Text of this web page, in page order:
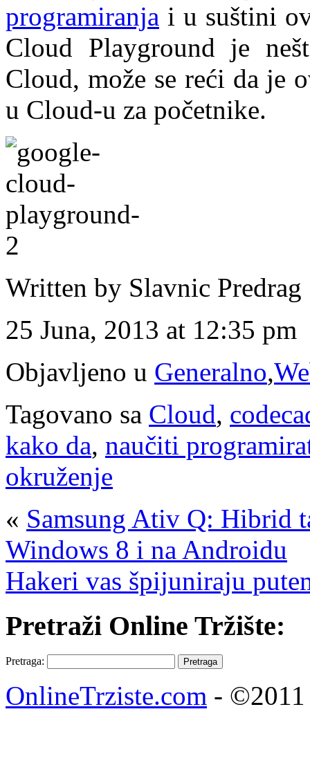
programiranja i u suštini
Cloud Playground je
Cloud, može se reći da je
u Cloud-u za početnike.
Written by Slavnic Predrag
25 Juna, 2013 at 12:35 pm
Objavljeno u Generalno,
Tagovano sa Cloud,
kako da, naučiti
okruženje
« Samsung Ativ Q: Hibrid
Windows 8 i na Androidu
Hakeri vas špijuniraju
Pretraži Online Tržište:
Pretraga:
OnlineTrziste.com - ©2011